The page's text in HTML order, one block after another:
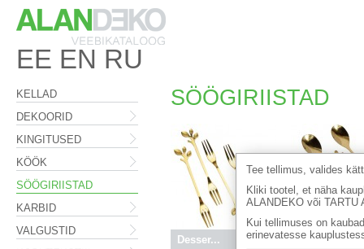
EE EN RU
SÖÖGIRIISTAD
Tee tellimus, valides
Kliki tootel, et näha
ALANDEKO või TARTU
Kui tellimuses on
erinevatesse
8.40 €
Desser... Desser...
KELLAD
DEKOORID
KINGITUSED
KÖÖK
SÖÖGIRIISTAD
KARBID
VALGUSTID